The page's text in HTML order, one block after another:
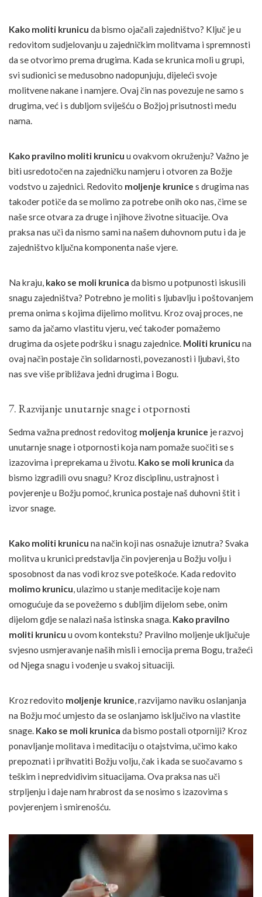
Kako moliti krunicu da bismo ojačali zajedništvo? Ključ je u
redovitom sudjelovanju u zajedničkim molitvama i spremnosti
da se otvorimo prema drugima. Kada se krunica moli u grupi,
svi sudionici se međusobno nadopunjuju, dijeleći svoje
molitvene nakane i namjere. Ovaj čin nas povezuje ne samo s
drugima, već i s dubljom sviješću o Božjoj prisutnosti među
nama.
Kako pravilno moliti krunicu u ovakvom okruženju? Važno je
biti usredotočen na zajedničku namjeru i otvoren za Božje
vodstvo u zajednici. Redovito moljenje krunice s drugima nas
također potiče da se molimo za potrebe onih oko nas, čime se
naše srce otvara za druge i njihove životne situacije. Ova
praksa nas uči da nismo sami na našem duhovnom putu i da je
zajedništvo ključna komponenta naše vjere.
Na kraju, kako se moli krunica da bismo u potpunosti iskusili
snagu zajedništva? Potrebno je moliti s ljubavlju i poštovanjem
prema onima s kojima dijelimo molitvu. Kroz ovaj proces, ne
samo da jačamo vlastitu vjeru, već također pomažemo
drugima da osjete podršku i snagu zajednice. Moliti krunicu na
ovaj način postaje čin solidarnosti, povezanosti i ljubavi, što
nas sve više približava jedni drugima i Bogu.
7. Razvijanje unutarnje snage i otpornosti
Sedma važna prednost redovitog moljenja krunice je razvoj
unutarnje snage i otpornosti koja nam pomaže suočiti se s
izazovima i preprekama u životu. Kako se moli krunica da
bismo izgradili ovu snagu? Kroz disciplinu, ustrajnost i
povjerenje u Božju pomoć, krunica postaje naš duhovni štit i
izvor snage.
Kako moliti krunicu na način koji nas osnažuje iznutra? Svaka
molitva u krunici predstavlja čin povjerenja u Božju volju i
sposobnost da nas vodi kroz sve poteškoće. Kada redovito
molimo krunicu, ulazimo u stanje meditacije koje nam
omogućuje da se povežemo s dubljim dijelom sebe, onim
dijelom gdje se nalazi naša istinska snaga. Kako pravilno
moliti krunicu u ovom kontekstu? Pravilno moljenje uključuje
svjesno usmjeravanje naših misli i emocija prema Bogu, tražeći
od Njega snagu i vođenje u svakoj situaciji.
Kroz redovito moljenje krunice, razvijamo naviku oslanjanja
na Božju moć umjesto da se oslanjamo isključivo na vlastite
snage. Kako se moli krunica da bismo postali otporniji? Kroz
ponavljanje molitava i meditaciju o otajstvima, učimo kako
prepoznati i prihvatiti Božju volju, čak i kada se suočavamo s
teškim i nepredvidivim situacijama. Ova praksa nas uči
strpljenju i daje nam hrabrost da se nosimo s izazovima s
povjerenjem i smirenošću.